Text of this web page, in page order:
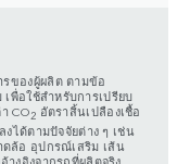
รของผู้ผลิต ตามข้อ
พื่อใช้สำหรับการเปรียบ
CO2 อัตราสิ้นเปลืองเชื้อ
งได้ตามปัจจัยต่าง ๆ เช่น
ล้อ อุปกรณ์เสริม เส้น